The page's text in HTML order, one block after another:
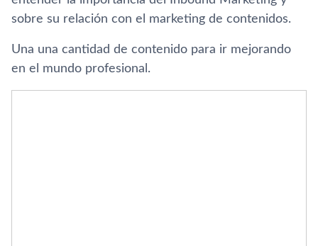
sobre su relación con el marketing de contenidos.
Una una cantidad de contenido para ir mejorando
en el mundo profesional.